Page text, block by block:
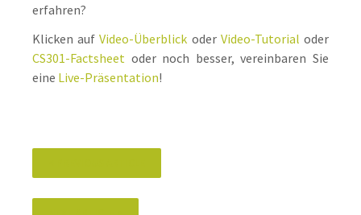
erfahren?
Klicken aufVideo-Überblick oder Video-Tutorial oder
CS301-Factsheet oder noch besser, vereinbaren Sie
eine Live-Präsentation!